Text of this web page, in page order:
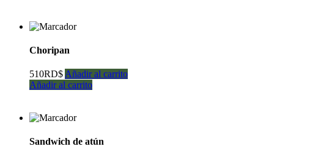
Choripan
510RD$ Añadir al carrito
Añadir al carrito
Sandwich de atún